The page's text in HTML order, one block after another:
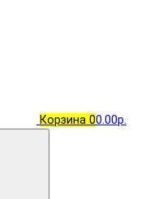
Корзина 00.00р.